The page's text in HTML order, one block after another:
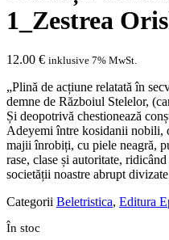
1_Zestrea
12.00 € inklusive 7% MwSt.
„Plină de acțiune relatată în
demne de Războiul Stelelor,
Și deopotrivă chestionează
Adeyemi între kosidanii nobili,
majii înrobiți, cu piele neagră,
rase, clase și autoritate,
societății noastre abrupt
Categorii Beletristica, Editura
În stoc